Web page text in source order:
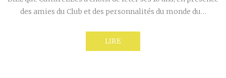
des amies du Club et des personnalités du monde du…
LIRE